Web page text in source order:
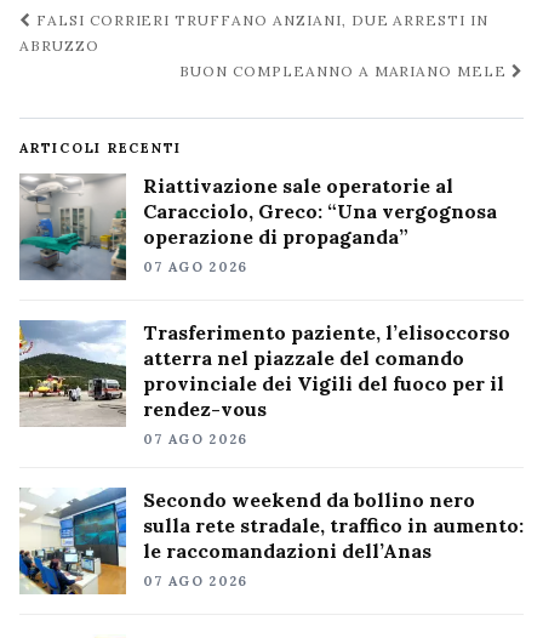
Navigazione
post
FALSI CORRIERI TRUFFANO ANZIANI, DUE ARRESTI IN
ABRUZZO
BUON COMPLEANNO A MARIANO MELE
ARTICOLI RECENTI
Riattivazione sale operatorie al
Caracciolo, Greco: “Una vergognosa
operazione di propaganda”
07 AGO 2026
Trasferimento paziente, l’elisoccorso
atterra nel piazzale del comando
provinciale dei Vigili del fuoco per il
rendez-vous
07 AGO 2026
Secondo weekend da bollino nero
sulla rete stradale, traffico in aumento:
le raccomandazioni dell’Anas
07 AGO 2026